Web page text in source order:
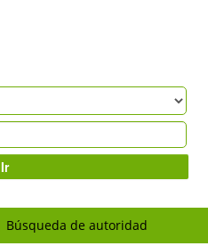
Ir
Búsqueda de autoridad